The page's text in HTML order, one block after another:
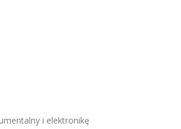
i elektronikę